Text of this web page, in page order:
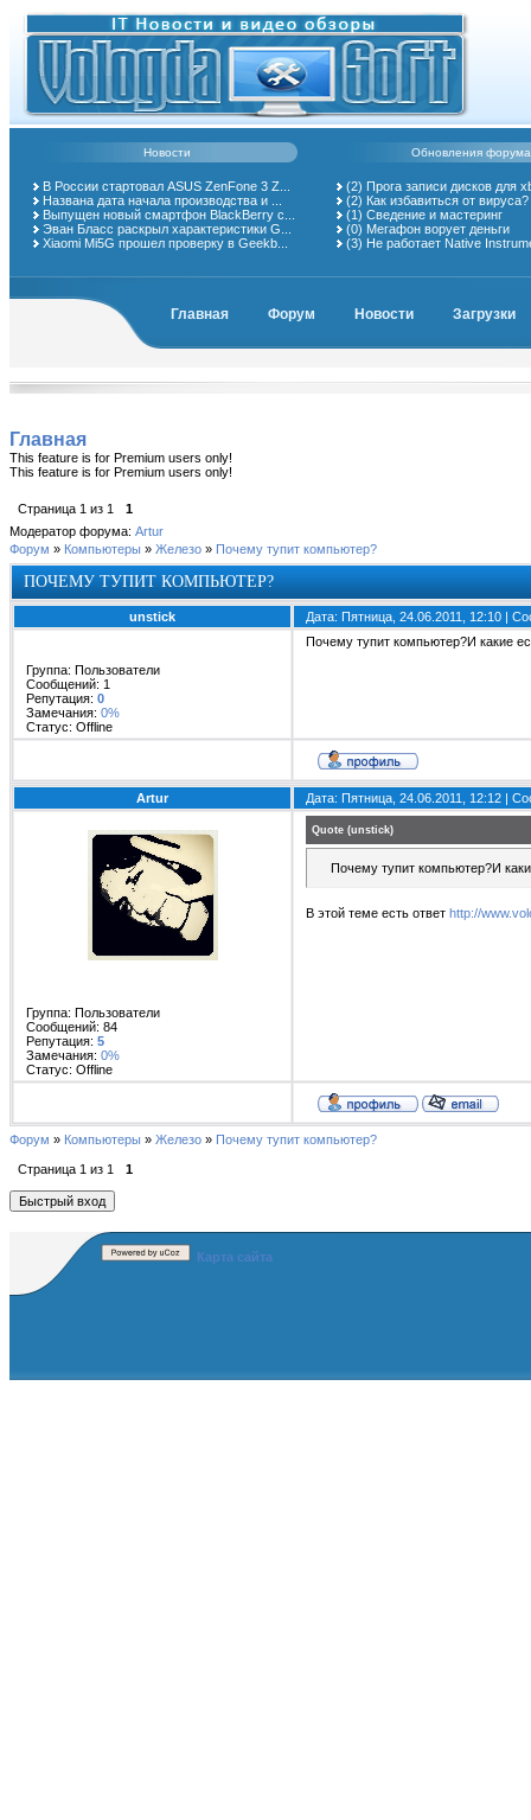
Новости Обновления форума
В России стартовал ASUS ZenFone 3 Z...
Названа дата начала производства и ...
Выпущен новый смартфон BlackBerry с...
Эван Бласс раскрыл характеристики G...
Xiaomi Mi5G прошел проверку в Geekb...
(2) Прога записи дисков для
(2) Как избавиться от вируса?
(1) Сведение и мастеринг
(0) Мегафон ворует деньги
(3) Не работает Native
Главная Форум Новости Загрузки
Главная
This feature is for Premium users only!
This feature is for Premium users only!
Страница 1 из 1
1
Модератор форума: Artur
Форум » Компьютеры » Железо » Почему тупит компьютер?
ПОЧЕМУ ТУПИТ КОМПЬЮТЕР?
unstick Дата: Пятница, 24.06.2011, 12:10 |
Группа: Пользователи
Сообщений: 1
Репутация: 0
Замечания: 0%
Статус: Offline
Почему тупит компьютер?И какие
Artur Дата: Пятница, 24.06.2011, 12:12 |
Группа: Пользователи
Сообщений: 84
Репутация: 5
Замечания: 0%
Статус: Offline
Quote (unstick)
Почему тупит компьютер?И
В этой теме есть ответ http://
Форум » Компьютеры » Железо » Почему тупит компьютер?
Страница 1 из 1 1
Карта сайта